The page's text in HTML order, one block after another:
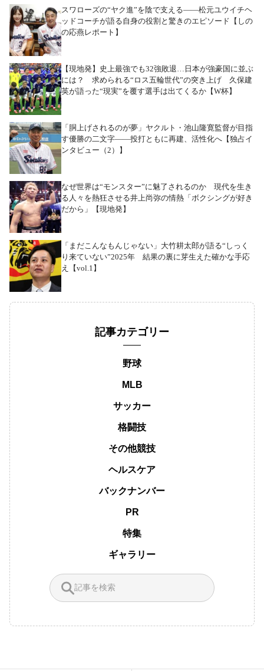
スワローズの“ヤク進”を陰で支える――松元ユウイチヘ
ッドコーチが語る自身の役割と驚きのエピソード【しの
の応燕レポート】
【現地発】史上最強でも32強敗退…日本が強豪国に並ぶ
には？ 求められる“ロス五輪世代”の突き上げ 久保建
英が語った“現実”を覆す選手は出てくるか【W杯】
「胴上げされるのが夢」ヤクルト・池山隆寛監督が目指
す優勝の二文字――投打ともに再建、活性化へ【独占イ
ンタビュー（2）】
なぜ世界は“モンスター”に魅了されるのか 現代を生き
る人々を熱狂させる井上尚弥の情熱「ボクシングが好き
だから」【現地発】
「まだこんなもんじゃない」大竹耕太郎が語る“しっく
り来ていない”2025年 結果の裏に芽生えた確かな手応
え【vol.1】
記事カテゴリー
野球
MLB
サッカー
格闘技
その他競技
ヘルスケア
バックナンバー
PR
特集
ギャラリー